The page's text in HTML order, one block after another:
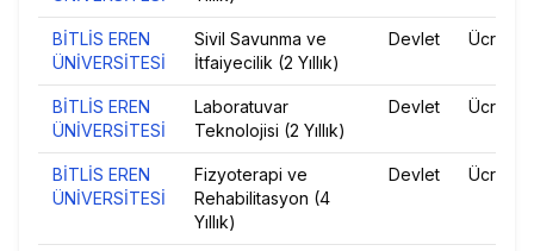
BİTLİS EREN
ÜNİVERSİTESİ
Sivil Savunma ve
İtfaiyecilik (2 Yıllık)
Devlet Ücretsiz
BİTLİS EREN
ÜNİVERSİTESİ
Laboratuvar
Teknolojisi (2 Yıllık)
Devlet Ücretsiz
BİTLİS EREN
ÜNİVERSİTESİ
Fizyoterapi ve
Rehabilitasyon (4
Yıllık)
Devlet Ücretsiz